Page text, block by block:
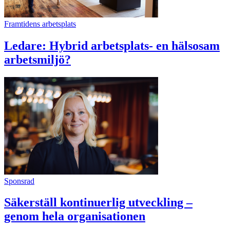
Framtidens arbetsplats
Ledare: Hybrid arbetsplats- en hälsosam
arbetsmiljö?
Sponsrad
Säkerställ kontinuerlig utveckling –
genom hela organisationen